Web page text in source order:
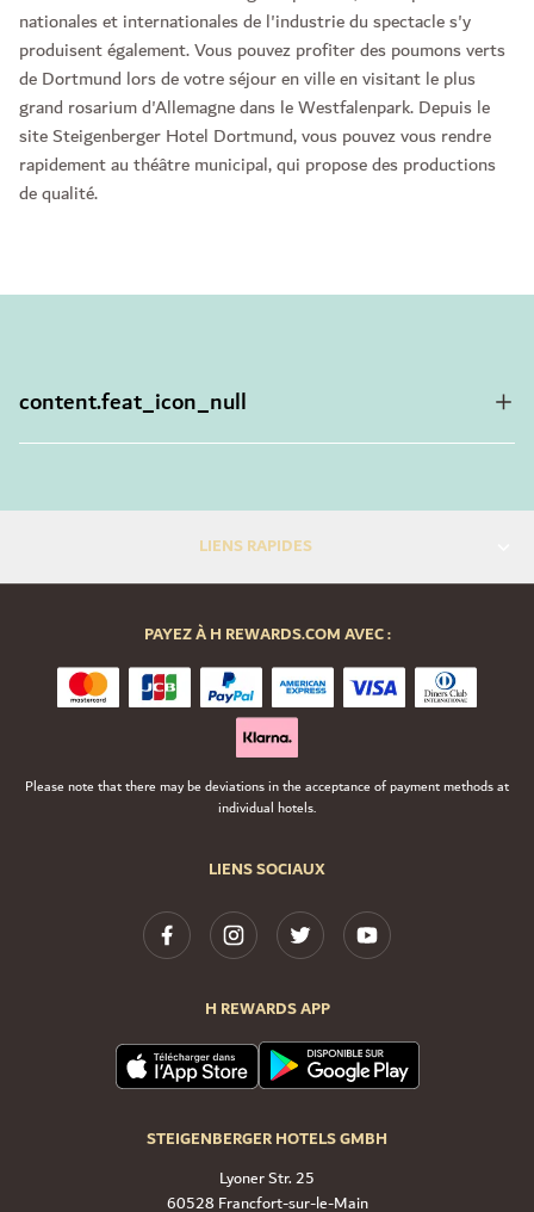
nationales et internationales de l'industrie du spectacle s'y
produisent également. Vous pouvez profiter des poumons verts
de Dortmund lors de votre séjour en ville en visitant le plus
grand rosarium d'Allemagne dans le Westfalenpark. Depuis le
site Steigenberger Hotel Dortmund, vous pouvez vous rendre
rapidement au théâtre municipal, qui propose des productions
de qualité.
content.feat_icon_null
LIENS RAPIDES
LIENS SOCIAUX
H REWARDS APP
STEIGENBERGER HOTELS GMBH
Lyoner Str. 25
60528 Francfort-sur-le-Main
PAYEZ À H REWARDS.COM AVEC :
Please note that there may be deviations in the acceptance of payment methods at
individual hotels.